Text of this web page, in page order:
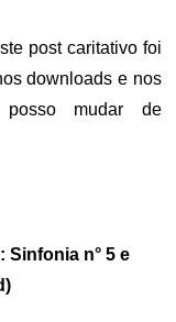
post caritativo foi
downloads e nos
mudar de
Sinfonia n° 5 e